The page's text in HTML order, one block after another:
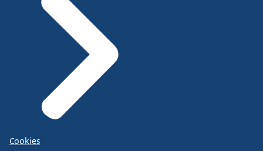
Cookies